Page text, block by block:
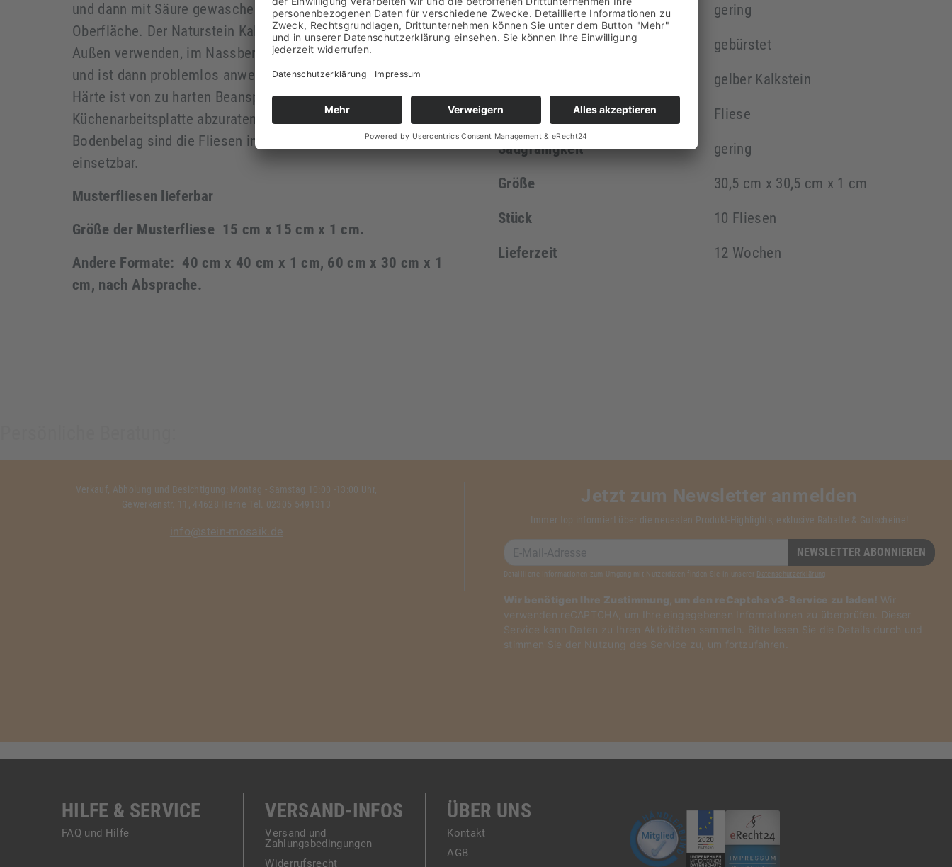
und dann mit Säure gewaschen. Dadurch ensteht eine matte
Oberfläche. Der Naturstein Kalkstein lässt sich Innen wie
Außen verwenden, im Nassbereich sollte er versiegelt werden
und ist dann problemlos anwendbar. Durch seine mittlere
Härte ist von zu harten Beanspruchungen z.B. als
Küchenarbeitsplatte abzuraten. Als Verblendung, Wand- oder
Bodenbelag sind die Fliesen im Bad, in Designerküchen, usw.
einsetzbar.
Musterfliesen lieferbar
Größe der Musterfliese 15 cm x 15 cm x 1 cm.
Andere Formate: 40 cm x 40 cm x 1 cm, 60 cm x 30 cm x 1
cm, nach Absprache.
Farbintensität bei Imprägnierung
gering
Oberfläche gebürstet
gelber Kalkstein
Form Fliese
Saugfähigkeit gering
Größe 30,5 cm x 30,5 cm x 1 cm
Stück 10 Fliesen
Lieferzeit 12 Wochen
Verkauf, Abholung und Besichtigung: Montag - Samstag 10:00 -13:00 Uhr,
Gewerkenstr. 11, 44628 Herne Tel. 02305 5491313
info@stein-mosaik.de
Jetzt zum Newsletter anmelden
Immer top informiert über die neuesten Produkt-Highlights, exklusive Rabatte & Gutscheine!
NEWSLETTER ABONNIEREN
Detaillierte Informationen zum Umgang mit Nutzerdaten finden Sie in unserer Datenschutzerklärung
Wir benötigen Ihre Zustimmung, um den reCaptcha v3-Service zu laden! Wir
verwenden reCAPTCHA, um Ihre eingegebenen Informationen zu überprüfen. Dieser
Service kann Daten zu Ihren Aktivitäten sammeln. Bitte lesen Sie die Details durch und
stimmen Sie der Nutzung des Service zu , um fortzufahren.
HILFE & SERVICE
FAQ und Hilfe
VERSAND-INFOS
Versand und
Zahlungsbedingungen
Widerrufsrecht
ÜBER UNS
Kontakt
AGB